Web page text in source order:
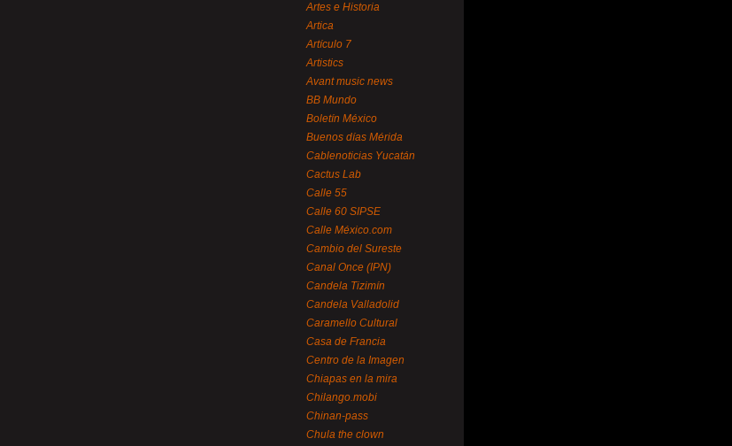
Artes e Historia
Artica
Artículo 7
Artistics
Avant music news
BB Mundo
Boletín México
Buenos días Mérida
Cablenoticias Yucatán
Cactus Lab
Calle 55
Calle 60 SIPSE
Calle México.com
Cambio del Sureste
Canal Once (IPN)
Candela Tizimín
Candela Valladolid
Caramello Cultural
Casa de Francia
Centro de la Imagen
Chiapas en la mira
Chilango.mobi
Chinan-pass
Chula the clown